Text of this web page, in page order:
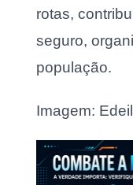
rotas,
seguro,
população.
Imagem: